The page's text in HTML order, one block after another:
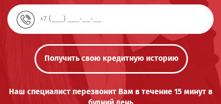
Получить свою кредитную историю
Наш специалист перезвонит Вам в течение 15 минут в